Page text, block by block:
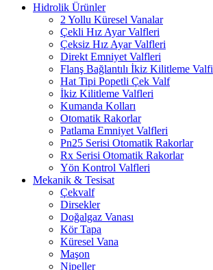
Hidrolik Ürünler
2 Yollu Küresel Vanalar
Çekli Hız Ayar Valfleri
Çeksiz Hız Ayar Valfleri
Direkt Emniyet Valfleri
Flanş Bağlantılı İkiz Kilitleme Valfi
Hat Tipi Popetli Çek Valf
İkiz Kilitleme Valfleri
Kumanda Kolları
Otomatik Rakorlar
Patlama Emniyet Valfleri
Pn25 Serisi Otomatik Rakorlar
Rx Serisi Otomatik Rakorlar
Yön Kontrol Valfleri
Mekanik & Tesisat
Çekvalf
Dirsekler
Doğalgaz Vanası
Kör Tapa
Küresel Vana
Maşon
Nipeller